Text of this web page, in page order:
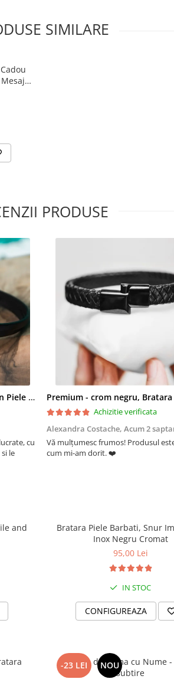
SIMILARE
PRODUSE
Cadou pentru Iubit - Bratara din Piele si Argint - mesaj Cu tine
cu
le
Achizitie verificata
Alexandra Costache, Acum 2
Vă mulțumesc frumos! Produsul
cum mi-am dorit. ❤️
and
Bratara Piele Barbati, Snur
Inox Negru Cromat
95,00 Lei
IN STOC
CONFIGUREAZA
-23 LEI NOU
Bratara de Dama cu Nume
subtire